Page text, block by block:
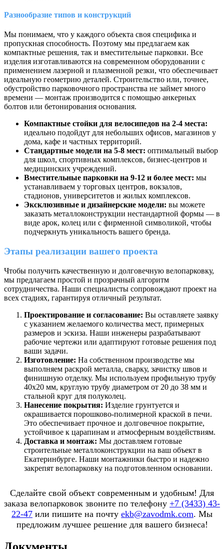
Разнообразие типов и конструкций
Мы понимаем, что у каждого объекта своя специфика и
пропускная способность. Поэтому мы предлагаем как
компактные решения, так и вместительные парковки. Все
изделия изготавливаются на современном оборудовании с
применением лазерной и плазменной резки, что обеспечивает
идеальную геометрию деталей. Строительство или, точнее,
обустройство парковочного пространства не займет много
времени — монтаж производится с помощью анкерных
болтов или бетонирования основания.
Компактные стойки для велосипедов на 2-4 места:
идеально подойдут для небольших офисов, магазинов у
дома, кафе и частных территорий.
Стандартные модели на 5-8 мест: оптимальный выбор
для школ, спортивных комплексов, бизнес-центров и
медицинских учреждений.
Вместительные парковки на 9-12 и более мест: мы
устанавливаем у торговых центров, вокзалов,
стадионов, университетов и жилых комплексов.
Эксклюзивные и дизайнерские модели: вы можете
заказать металлоконструкции нестандартной формы — в
виде арок, колец или с фирменной символикой, чтобы
подчеркнуть уникальность вашего бренда.
Этапы реализации вашего проекта
Чтобы получить качественную и долговечную велопарковку,
мы предлагаем простой и прозрачный алгоритм
сотрудничества. Наши специалисты сопровождают проект на
всех стадиях, гарантируя отличный результат.
Проектирование и согласование: Вы оставляете заявку
с указанием желаемого количества мест, примерных
размеров и эскиза. Наши инженеры разрабатывают
рабочие чертежи или адаптируют готовые решения под
ваши задачи.
Изготовление: На собственном производстве мы
выполняем раскрой металла, сварку, зачистку швов и
финишную отделку. Мы используем профильную трубу
40x20 мм, круглую трубу диаметром от 20 до 38 мм и
стальной круг для полуколец.
Нанесение покрытия: Изделие грунтуется и
окрашивается порошково-полимерной краской в печи.
Это обеспечивает прочное и долговечное покрытие,
устойчивое к царапинам и атмосферным воздействиям.
Доставка и монтаж: Мы доставляем готовые
строительные металлоконструкции на ваш объект в
Екатеринбурге. Наши монтажники быстро и надежно
закрепят велопарковку на подготовленном основании.
Сделайте свой объект современным и удобным! Для
заказа велопарковок звоните по телефону +7 (3433) 43-
22-47 или пишите на почту ekb@zavodmk.com. Мы
предложим лучшее решение для вашего бизнеса!
Документы